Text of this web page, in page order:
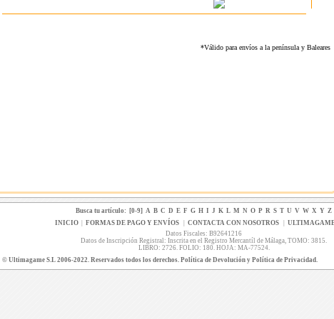
*Válido para envíos a la península y Baleares
Busca tu artículo: [0-9] A B C D E F G H I J K L M N O P R S T U V W X Y Z
INICIO| FORMAS DE PAGO Y ENVÍOS| CONTACTA CON NOSOTROS|
Datos Fiscales: B92641216
Datos de Inscripción Registral: Inscrita en el Registro Mercantíl de Málaga, TOMO: 3815.
LIBRO: 2726. FOLIO: 180. HOJA: MA-77524.
© Ultimagame S.L 2006-2022. Reservados todos los derechos. Política de Devolución y Política de Privacidad.